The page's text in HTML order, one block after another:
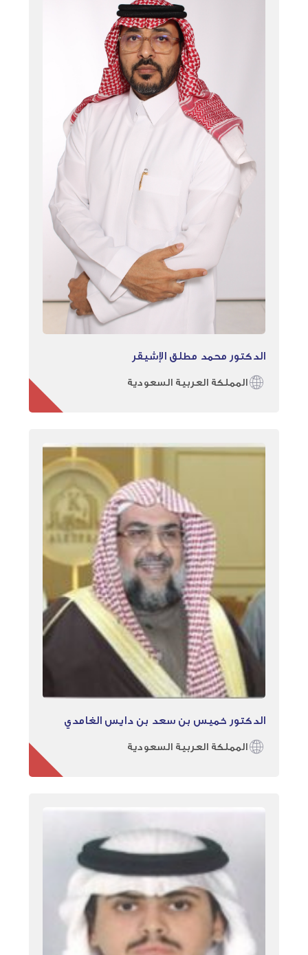
الدكتور محمد مطلق الإشيقر
المملكة العربية السعودية
الدكتور خميس بن سعد بن دايس الغامدي
المملكة العربية السعودية